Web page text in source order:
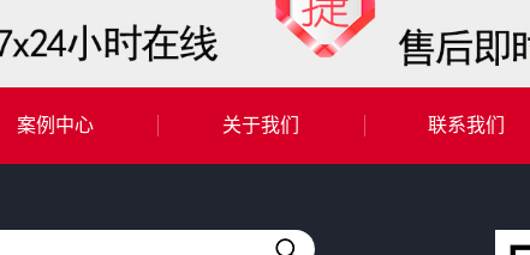
案例中心 关于我们 联系我们